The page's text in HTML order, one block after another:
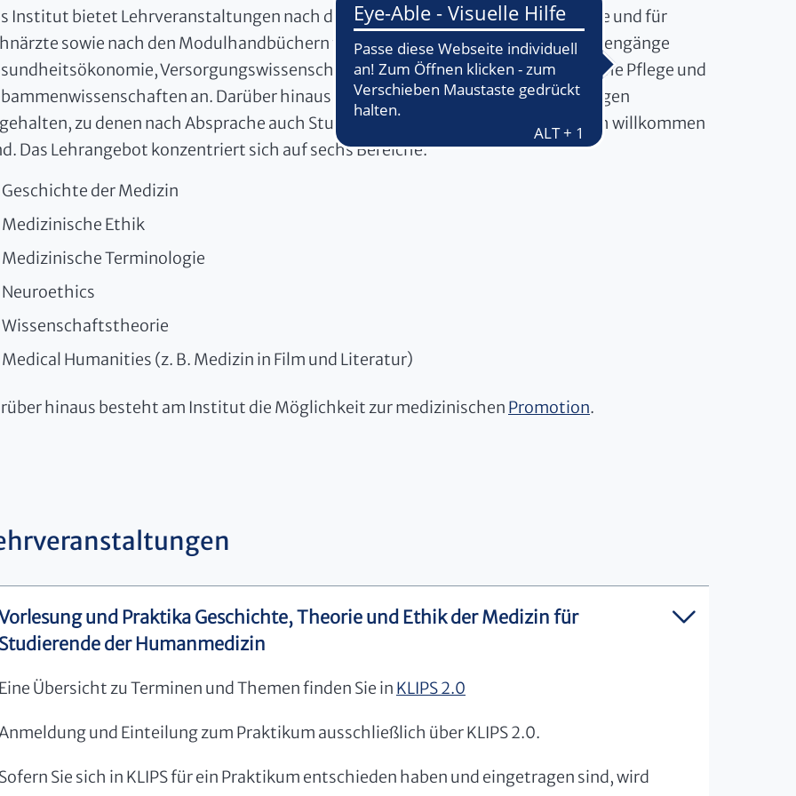
Institut bietet Lehrveranstaltungen nach den Approbationsordnungen für Ärzte und für
sowie nach den Modulhandbüchern für die Bachelor- oder Master-Studiengänge
Versorgungswissenschaften, Neurowissenschaften, Klinische Pflege und
an. Darüber hinaus werden freiwillige Lehrveranstaltungen
zu denen nach Absprache auch Studierende anderer Fakultäten herzlich willkommen
Das Lehrangebot konzentriert sich auf sechs Bereiche:
Geschichte der Medizin
Medizinische Ethik
Medizinische Terminologie
Neuroethics
Wissenschaftstheorie
Medical Humanities (z. B. Medizin in Film und Literatur)
hinaus besteht am Institut die Möglichkeit zur medizinischen Promotion.
und Praktika Geschichte, Theorie und Ethik der Medizin für
der Humanmedizin
Übersicht zu Terminen und Themen finden Sie in KLIPS 2.0
und Einteilung zum Praktikum ausschließlich über KLIPS 2.0.
Sie sich in KLIPS für ein Praktikum entschieden haben und eingetragen sind, wird